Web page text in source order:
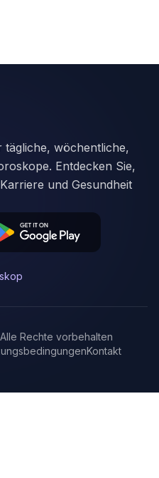
tägliche, wöchentliche,
Entdecken Sie,
und Gesundheit
Alle Rechte vorbehalten
Kontakt